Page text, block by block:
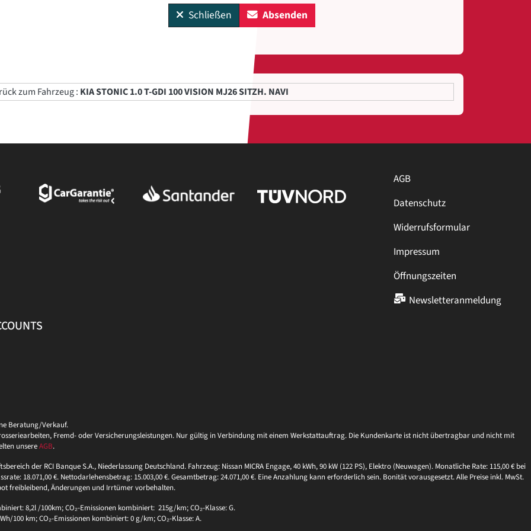
Schließen Absenden
zum Fahrzeug : KIA STONIC 1.0 T-GDI 100 VISION MJ26 SITZH. NAVI
AGB
Datenschutz
Widerrufsformular
Impressum
Öffnungszeiten
Newsletteranmeldung
Beratung/Verkauf.
Fremd- oder Versicherungsleistungen. Nur gültig in Verbindung mit einem Werkstattauftrag. Die Kundenkarte ist nicht übertragbar und nicht mit
unsereAGB.
der RCI Banque S.A., Niederlassung Deutschland. Fahrzeug: Nissan MICRA Engage, 40 kWh, 90 kW (122 PS), Elektro (Neuwagen). Monatliche Rate: 115,00 € bei
18.071,00 €. Nettodarlehensbetrag: 15.003,00 €. Gesamtbetrag: 24.071,00 €. Eine Anzahlung kann erforderlich sein. Bonität vorausgesetzt. Alle Preise inkl. MwSt.
freibleibend, Änderungen und Irrtümer vorbehalten.
8,2l /100km; CO₂-Emissionen kombiniert: 215g/km; CO₂-Klasse: G.
100 km; CO₂-Emissionen kombiniert: 0 g/km; CO₂-Klasse: A.